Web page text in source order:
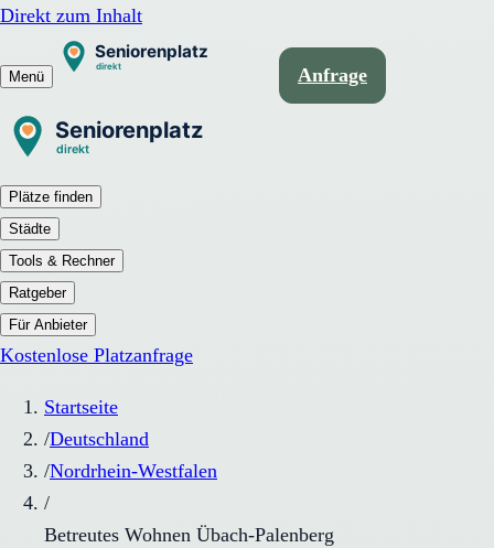
Direkt zum Inhalt
Menü Anfrage
Plätze finden
Städte
Tools & Rechner
Ratgeber
Für Anbieter
Kostenlose Platzanfrage
Startseite
/Deutschland
/Nordrhein-Westfalen
/
Betreutes Wohnen Übach-Palenberg